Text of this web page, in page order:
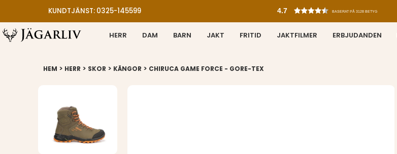
KUNDTJÄNST: 0325-145599 4.7 BASERAT PÅ 3128 BETYG
HERR DAM BARN JAKT FRITID JAKTFILMER ERBJUDANDEN
HEM > HERR > SKOR > KÄNGOR > CHIRUCA GAME FORCE - GORE-TEX